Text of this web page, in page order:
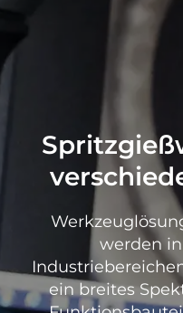
werden
ein breites